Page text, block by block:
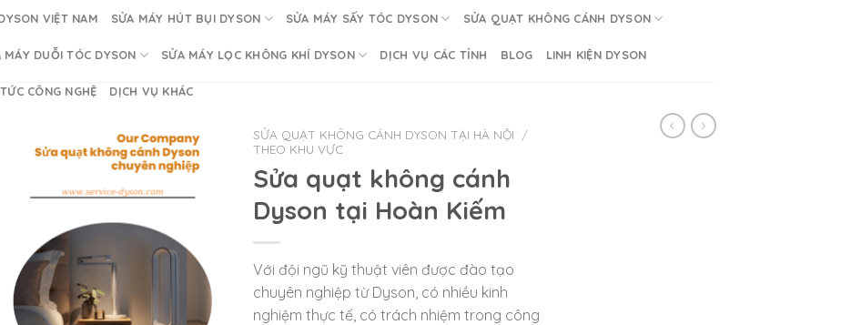
VIỆT NAM SỬA MÁY HÚT BỤI DYSON SỬA MÁY SẤY TÓC DYSON SỬA QUẠT KHÔNG CÁNH DYSON
MÁY DUỖI TÓC DYSON SỬA MÁY LỌC KHÔNG KHÍ DYSON DỊCH VỤ CÁC TỈNH BLOG LINH KIỆN DYSON
CÔNG NGHỆ DỊCH VỤ KHÁC
SỬA QUẠT KHÔNG CÁNH DYSON TẠI HÀ NỘI /
THEO KHU VỰC
Sửa quạt không cánh
Dyson tại Hoàn Kiếm
Với đội ngũ kỹ thuật viên được đào tạo
chuyên nghiệp từ Dyson, có nhiều kinh
nghiệm thực tế, có trách nhiệm trong công